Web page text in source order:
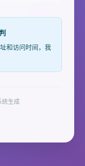
和访问时间，我
统生成